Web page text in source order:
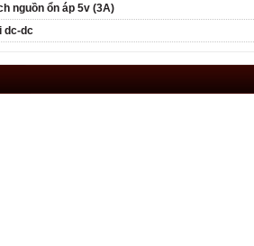
nguồn ổn áp 5v (3A)
dc-dc